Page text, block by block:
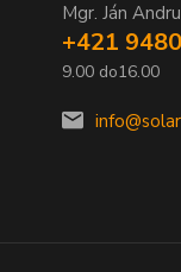
Mgr. Ján
+421
9.00 do16.00